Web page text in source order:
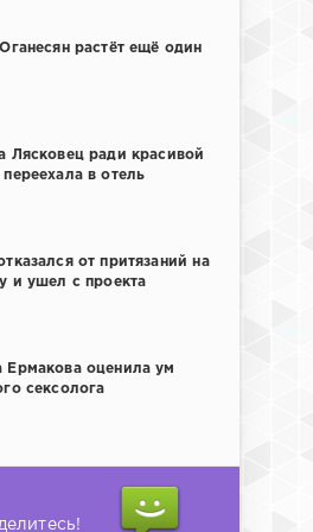
растёт ещё один
Лясковец ради красивой
в отель
от притязаний на
и ушел с проекта
Ермакова оценила ум
сексолога